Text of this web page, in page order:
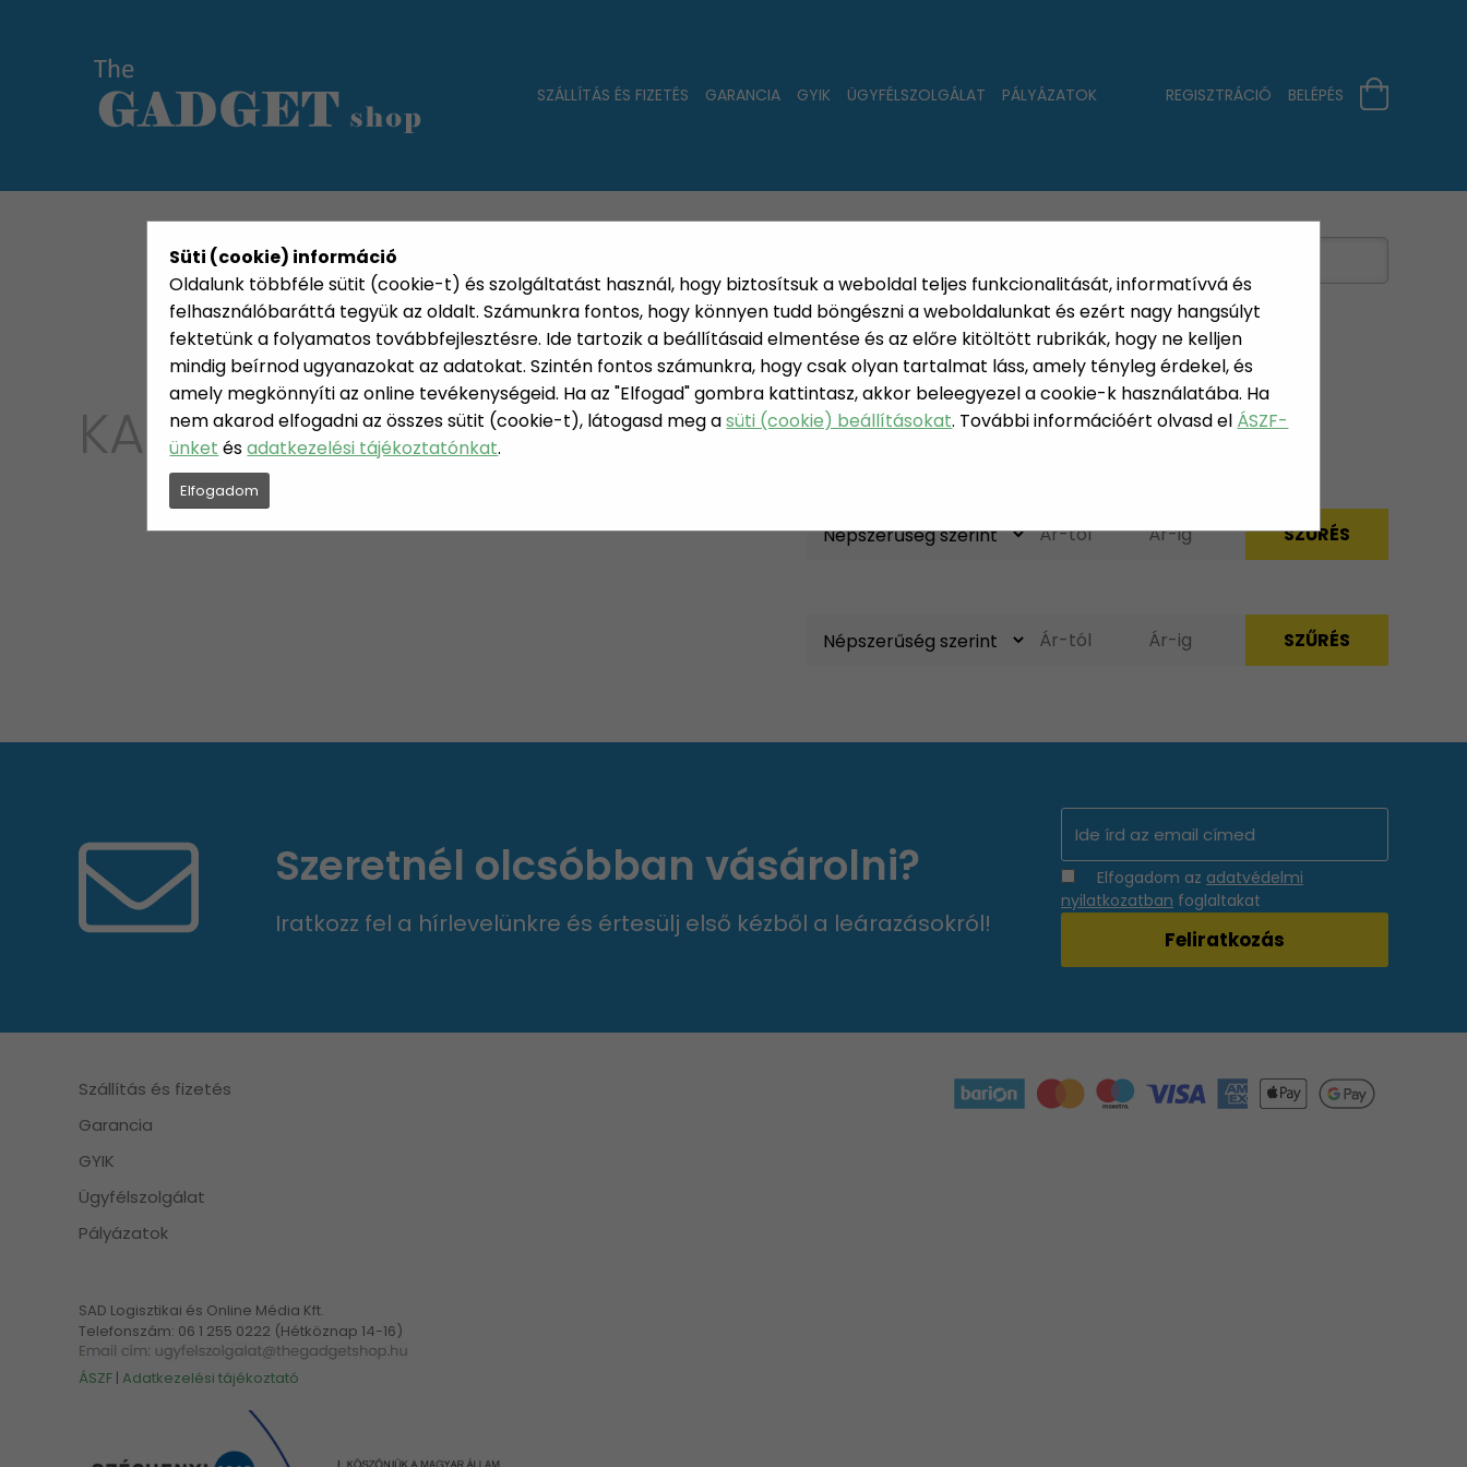
Süti (cookie) információ
Oldalunk többféle sütit (cookie-t) és szolgáltatást használ, hogy biztosítsuk a weboldal teljes funkcionalitását, informatívvá és
felhasználóbaráttá tegyük az oldalt. Számunkra fontos, hogy könnyen tudd böngészni a weboldalunkat és ezért nagy hangsúlyt
fektetünk a folyamatos továbbfejlesztésre. Ide tartozik a beállításaid elmentése és az előre kitöltött rubrikák, hogy ne kelljen
mindig beírnod ugyanazokat az adatokat. Szintén fontos számunkra, hogy csak olyan tartalmat láss, amely tényleg érdekel, és
amely megkönnyíti az online tevékenységeid. Ha az "Elfogad" gombra kattintasz, akkor beleegyezel a cookie-k használatába. Ha
nem akarod elfogadni az összes sütit (cookie-t), látogasd meg asüti (cookie) beállításokat. További információért olvasd el ÁSZF-
ünket ésadatkezelési tájékoztatónkat.
Elfogadom
SZÁLLÍTÁS ÉS FIZETÉS GARANCIA GYIK ÜGYFÉLSZOLGÁLAT PÁLYÁZATOK REGISZTRÁCIÓ BELÉPÉS
KATEGÓRIÁK HETI AJÁNLAT
PÁRSZÁZAS
KATEGÓRIA JÁTÉK, PARTY KELLÉKEK GYURMÁK
Szeretnél olcsóbban vásárolni?
Iratkozz fel a hírlevelünkre és értesülj első kézből a leárazásokról!
Elfogadom az adatvédelmi
nyilatkozatban foglaltakat
Szállítás és fizetés
Garancia
GYIK
Ügyfélszolgálat
Pályázatok
SAD Logisztikai és Online Média Kft.
Telefonszám: 06 1 255 0222 (Hétköznap 14-16)
ÁSZF | Adatkezelési tájékoztató